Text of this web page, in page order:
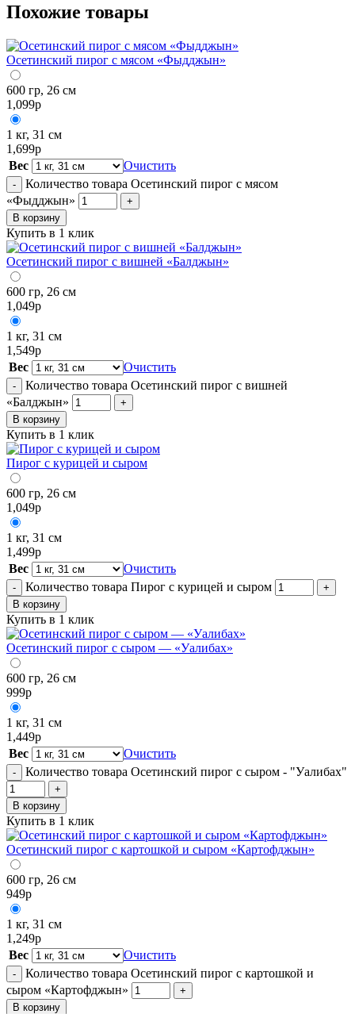
Похожие товары
Осетинский пирог с мясом «Фыдджын»
600 гр, 26 см
1,099р
1 кг, 31 см
1,699р
Вес
Очистить
-
Количество товара Осетинский пирог с мясом
«Фыдджын»
+
В корзину
Купить в 1 клик
Осетинский пирог с вишней «Балджын»
600 гр, 26 см
1,049р
1 кг, 31 см
1,549р
Вес
Очистить
-
Количество товара Осетинский пирог с вишней
«Балджын»
+
В корзину
Купить в 1 клик
Пирог с курицей и сыром
600 гр, 26 см
1,049р
1 кг, 31 см
1,499р
Вес
Очистить
- Количество товара Пирог с курицей и сыром
+
В корзину
Купить в 1 клик
Осетинский пирог с сыром — «Уалибах»
600 гр, 26 см
999р
1 кг, 31 см
1,449р
Вес
Очистить
- Количество товара Осетинский пирог с сыром - "Уалибах"
+
В корзину
Купить в 1 клик
Осетинский пирог с картошкой и сыром «Картофджын»
600 гр, 26 см
949р
1 кг, 31 см
1,249р
Вес
Очистить
-
Количество товара Осетинский пирог с картошкой и
сыром «Картофджын»
+
В корзину